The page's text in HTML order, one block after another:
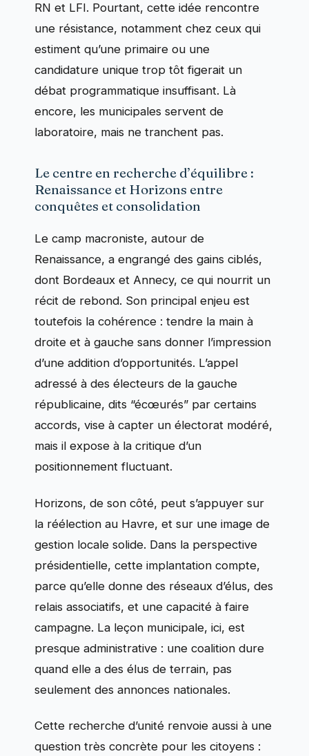
RN et LFI. Pourtant, cette idée rencontre
une résistance, notamment chez ceux qui
estiment qu’une primaire ou une
candidature unique trop tôt figerait un
débat programmatique insuffisant. Là
encore, les municipales servent de
laboratoire, mais ne tranchent pas.
Le centre en recherche d’équilibre :
Renaissance et Horizons entre
conquêtes et consolidation
Le camp macroniste, autour de
Renaissance, a engrangé des gains ciblés,
dont Bordeaux et Annecy, ce qui nourrit un
récit de rebond. Son principal enjeu est
toutefois la cohérence : tendre la main à
droite et à gauche sans donner l’impression
d’une addition d’opportunités. L’appel
adressé à des électeurs de la gauche
républicaine, dits “écœurés” par certains
accords, vise à capter un électorat modéré,
mais il expose à la critique d’un
positionnement fluctuant.
Horizons, de son côté, peut s’appuyer sur
la réélection au Havre, et sur une image de
gestion locale solide. Dans la perspective
présidentielle, cette implantation compte,
parce qu’elle donne des réseaux d’élus, des
relais associatifs, et une capacité à faire
campagne. La leçon municipale, ici, est
presque administrative : une coalition dure
quand elle a des élus de terrain, pas
seulement des annonces nationales.
Cette recherche d’unité renvoie aussi à une
question très concrète pour les citoyens :